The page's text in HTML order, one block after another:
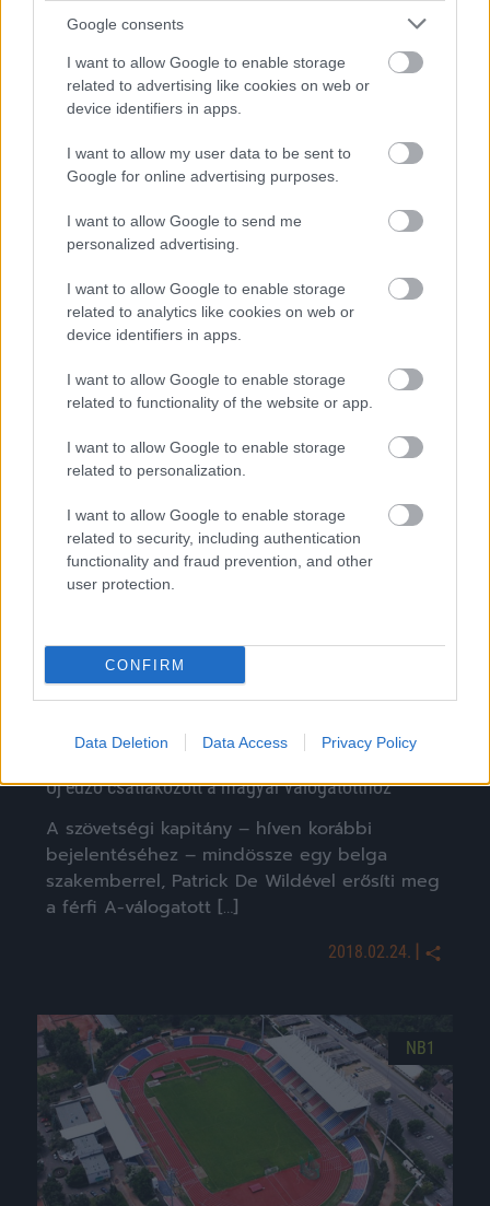
Google consents
I want to allow Google to enable storage
related to advertising like cookies on web or
device identifiers in apps.
I want to allow my user data to be sent to
Google for online advertising purposes.
I want to allow Google to send me
personalized advertising.
I want to allow Google to enable storage
related to analytics like cookies on web or
device identifiers in apps.
I want to allow Google to enable storage
related to functionality of the website or app.
I want to allow Google to enable storage
related to personalization.
I want to allow Google to enable storage
related to security, including authentication
functionality and fraud prevention, and other
user protection.
CONFIRM
Data Deletion Data Access Privacy Policy
2018.03.30. |
Megszólalt az MTK új igazolása
Nyilatkozott az MTK új igazolása – NB2.hu
Nyilatkozott az MTK új igazolása
2018.03.03. |
Új edző csatlakozott a magyar válogatotthoz
A szövetségi kapitány – híven korábbi
bejelentéséhez – mindössze egy belga
szakemberrel, Patrick De Wildével erősíti meg
a férfi A-válogatott […]
2018.02.24. |
NB1